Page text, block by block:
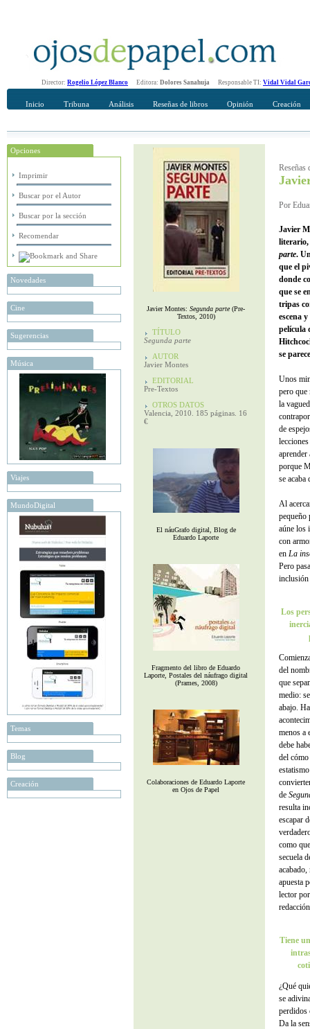
Director: Rogelio López Blanco Editora: Dolores Sanahuja Responsable TI: Vidal Vidal
Inicio Tribuna Análisis Reseñas de libros Opinión Creación
Opciones
Imprimir
Buscar por el Autor
Buscar por la sección
Recomendar
Novedades
Cine
Sugerencias
Música
Viajes
MundoDigital
Temas
Blog
Creación
Recomendar
Su nombre Completo
Javier Montes: Segunda parte(Pre-
Textos, 2010)
TÍTULO
Segunda parte
AUTOR
Javier Montes
EDITORIAL
Pre-Textos
OTROS DATOS
Valencia, 2010. 185 páginas. 16
€
El náuGrafo digital, Blog de
Eduardo Laporte
Fragmento del libro de Eduardo
Laporte, Postales del náufrago digital
(Prames, 2008)
Colaboraciones de Eduardo Laporte
en Ojos de Papel
Reseñas
Por
Javier
literario,
parte.
que el
donde
que se
tripas
escena
película
se
Unos
pero que
la
de
aprender
porque
se acaba
Al
pequeño
aúne los
con
en La
Pero
Los
del
que
medio:
abajo.
menos a
debe
del
de
resulta
escapar
como
secuela
apuesta
lector
Tiene
¿Qué
se
perdidos
Da la